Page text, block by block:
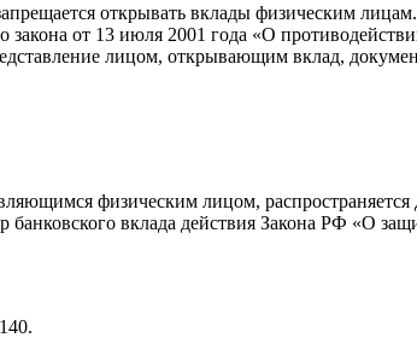
открывать вклады физическим
закона от 13 июля 2001 года «О
лицом, открывающим вклад,
физическим лицом,
вклада действия Закона РФ «О